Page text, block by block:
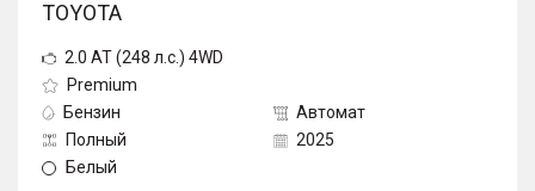
TOYOTA
2.0 AT (248 л.с.) 4WD
Premium
Бензин
Автомат
Полный
2025
Белый